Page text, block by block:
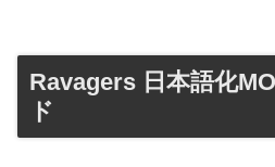
Ravagers 日本語化
ド